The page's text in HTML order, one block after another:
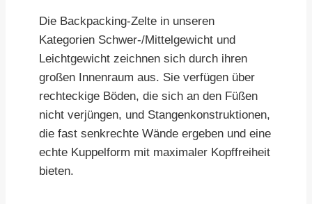
Die Backpacking-Zelte in unseren
Kategorien Schwer-/Mittelgewicht und
Leichtgewicht zeichnen sich durch ihren
großen Innenraum aus. Sie verfügen über
rechteckige Böden, die sich an den Füßen
nicht verjüngen, und Stangenkonstruktionen,
die fast senkrechte Wände ergeben und eine
echte Kuppelform mit maximaler Kopffreiheit
bieten.